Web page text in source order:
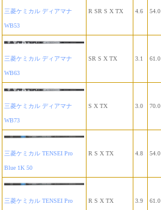
三菱ケミカル ディアマナ
WB53
R SR S X TX 4.6 54.0
三菱ケミカル ディアマナ
WB63
SR S X TX 3.1 61.0
三菱ケミカル ディアマナ
WB73
S X TX 3.0 70.0
三菱ケミカル TENSEI Pro
Blue 1K 50
R S X TX 4.8 54.0
三菱ケミカル TENSEI Pro R S X TX 3.9 61.0